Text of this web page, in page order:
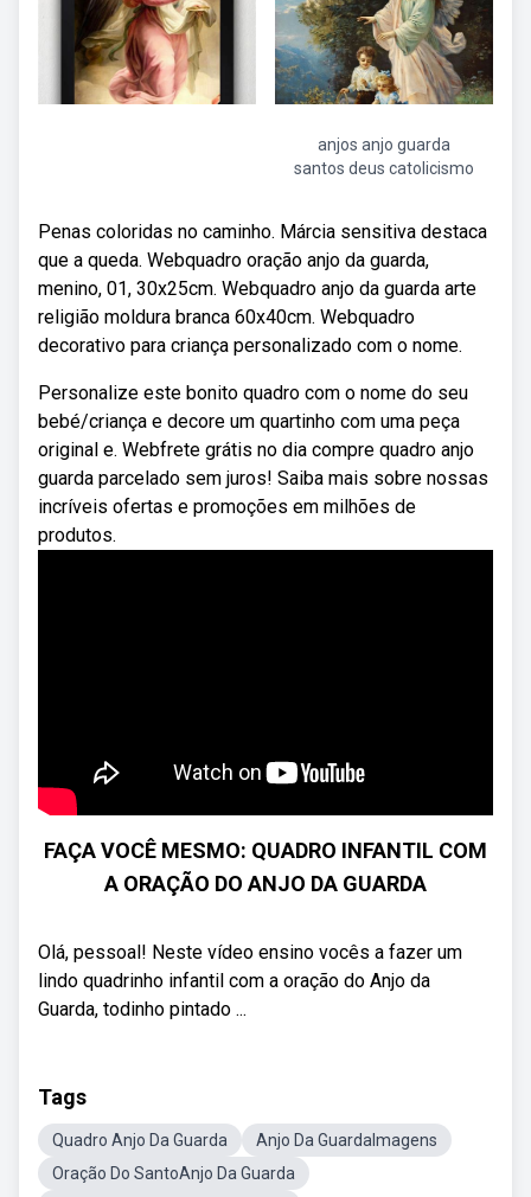
anjos anjo guarda
santos deus catolicismo
Penas coloridas no caminho. Márcia sensitiva destaca
que a queda. Webquadro oração anjo da guarda,
menino, 01, 30x25cm. Webquadro anjo da guarda arte
religião moldura branca 60x40cm. Webquadro
decorativo para criança personalizado com o nome.
Personalize este bonito quadro com o nome do seu
bebé/criança e decore um quartinho com uma peça
original e. Webfrete grátis no dia compre quadro anjo
guarda parcelado sem juros! Saiba mais sobre nossas
incríveis ofertas e promoções em milhões de
produtos.
FAÇA VOCÊ MESMO: QUADRO INFANTIL COM
A ORAÇÃO DO ANJO DA GUARDA
Olá, pessoal! Neste vídeo ensino vocês a fazer um
lindo quadrinho infantil com a oração do Anjo da
Guarda, todinho pintado ...
Tags
Quadro Anjo Da Guarda
Anjo Da GuardaImagens
Oração Do SantoAnjo Da Guarda